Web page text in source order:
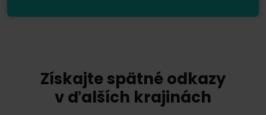
Získajte spätné odkazy
v ďalších krajinách